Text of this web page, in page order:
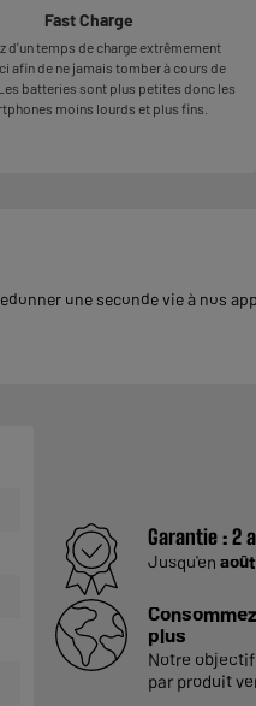
Fast Charge
d'un temps de charge extrêmement
afin de ne jamais tomber à cours de
batteries sont plus petites donc les
moins lourds et plus fins.
une seconde vie à nos
Garantie :2
Jusqu'en
plus
Notre
par produit